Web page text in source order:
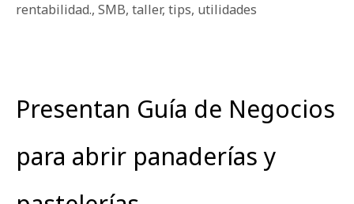
rentabilidad., SMB, taller, tips, utilidades
Presentan Guía de Negocios
para abrir panaderías y